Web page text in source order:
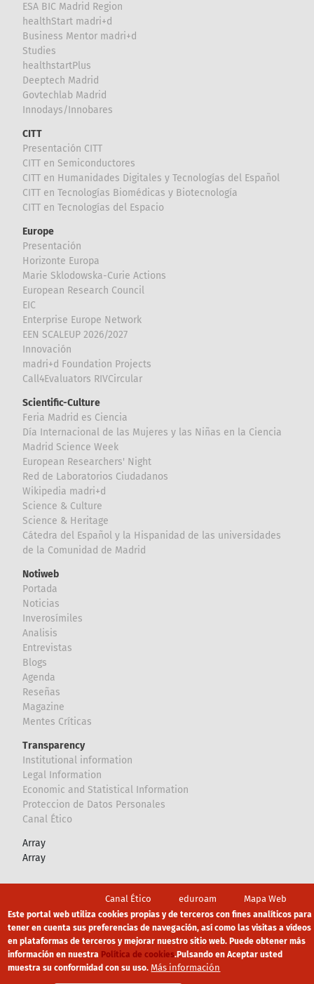
ESA BIC Madrid Region
healthStart madri+d
Business Mentor madri+d
Studies
healthstartPlus
Deeptech Madrid
Govtechlab Madrid
Innodays/Innobares
CITT
Presentación CITT
CITT en Semiconductores
CITT en Humanidades Digitales y Tecnologías del Español
CITT en Tecnologías Biomédicas y Biotecnología
CITT en Tecnologías del Espacio
Europe
Presentación
Horizonte Europa
Marie Sklodowska-Curie Actions
European Research Council
EIC
Enterprise Europe Network
EEN SCALEUP 2026/2027
Innovación
madri+d Foundation Projects
Call4Evaluators RIVCircular
Scientific-Culture
Feria Madrid es Ciencia
Día Internacional de las Mujeres y las Niñas en la Ciencia
Madrid Science Week
European Researchers' Night
Red de Laboratorios Ciudadanos
Wikipedia madri+d
Science & Culture
Science & Heritage
Cátedra del Español y la Hispanidad de las universidades
de la Comunidad de Madrid
Notiweb
Portada
Noticias
Inverosímiles
Analisis
Entrevistas
Blogs
Agenda
Reseñas
Magazine
Mentes Críticas
Transparency
Institutional information
Legal Information
Economic and Statistical Information
Proteccion de Datos Personales
Canal Ético
Array
Array
Canal Ético eduroam Mapa Web
Política de cookies
Este portal web utiliza cookies propias y de terceros con fines analíticos para
tener en cuenta sus preferencias de navegación, así como las visitas a vídeos
en plataformas de terceros y mejorar nuestro sitio web. Puede obtener más
información en nuestra Política de cookies.Pulsando en Aceptar usted
muestra su conformidad con su uso. Más información